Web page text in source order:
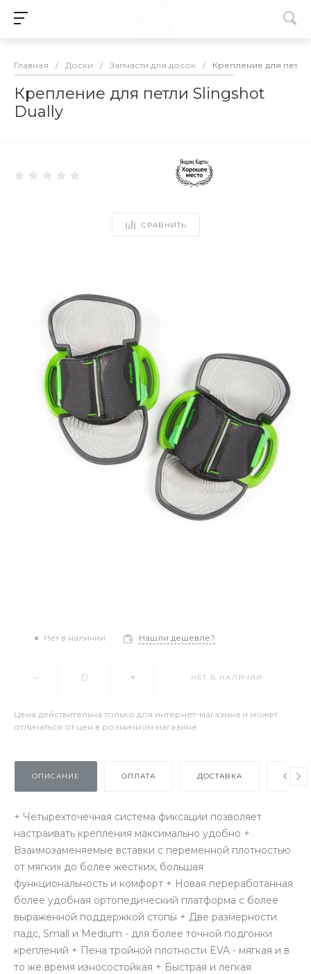
Главная / Доски / Запчасти для досок / Крепление для петли
Крепление для петли Slingshot
Dually
СРАВНИТЬ
Нет в наличии Нашли дешевле?
- + НЕТ В НАЛИЧИИ
Цена действительна только для интернет-магазина и может
отличаться от цен в розничном магазине
ОПИСАНИЕ ОПЛАТА ДОСТАВКА
+ Четырехточечная система фиксации позволяет
настраивать крепления максимально удобно +
Взаимозаменяемые вставки с переменной плотностью
от мягких до более жестких, большая
функциональность и комфорт + Новая переработанная
более удобная ортопедический платформа с более
выраженной поддержкой стопы + Две размерности
падс, Small и Medium - для более точной подгонки
креплений + Пена тройной плотности EVA - мягкая и в
то же время износостойкая + Быстрая и легкая